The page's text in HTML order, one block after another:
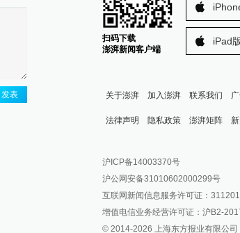
发表
扫码下载
澎湃新闻客户端
iPad
关于澎湃 加入澎湃 联系我们
法律声明 隐私政策 澎湃矩阵
澎湃新闻公众号
澎湃新闻抖音号
派生万物开放平台
IP SHANGHAI
报料邮箱: news@thepaper.cn
沪ICP备14003370号
沪公网安备31010602000299号
互联网新闻信息服务许可证：
增值电信业务经营许可证：沪B2-
© 2014-2026 上海东方报业有限公司